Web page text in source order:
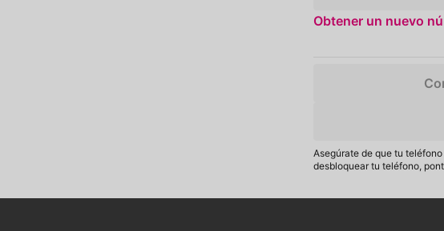
Obtener un nuevo
Asegúrate de que tu
desbloquear tu teléfono,